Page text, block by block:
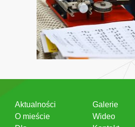
Aktualności
O mieście
Galerie
Wideo